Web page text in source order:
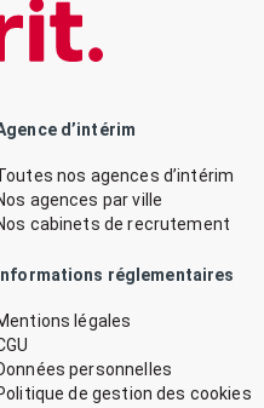
d’intérim
nos agences d’intérim
agences par ville
cabinets de recrutement
Informations réglementaires
légales
personnelles
de gestion des cookies